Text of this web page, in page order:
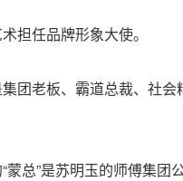
担任品牌形象大使。
团老板、霸道总裁、社
总”是苏明玉的师傅集团